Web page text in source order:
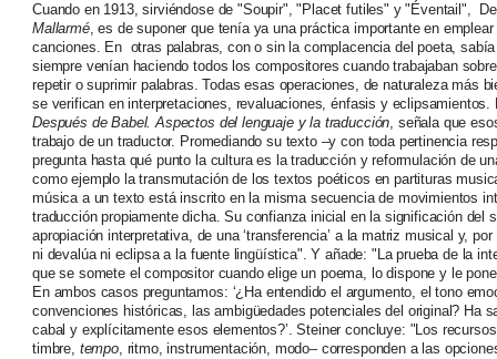
Cuando en 1913, sirviéndose de "Soupir", "Placet futiles" y "Éventail",
Mallarmé, es de suponer que tenía ya una práctica importante en
canciones. En otras palabras, con o sin la complacencia del poeta,
siempre venían haciendo todos los compositores cuando trabajaban
repetir o suprimir palabras. Todas esas operaciones, de naturaleza más
se verifican en interpretaciones, revaluaciones, énfasis y
Después de Babel. Aspectos del lenguaje y la traducción, señala que
trabajo de un traductor. Promediando su texto –y con toda pertinencia
pregunta hasta qué punto la cultura es la traducción y reformulación de
como ejemplo la transmutación de los textos poéticos en partituras
música a un texto está inscrito en la misma secuencia de movimientos
traducción propiamente dicha. Su confianza inicial en la significación del
apropiación interpretativa, de una ‘transferencia’ a la matriz musical y,
ni devalúa ni eclipsa a la fuente lingüística". Y añade: "La prueba de la
que se somete el compositor cuando elige un poema, lo dispone y le
En ambos casos preguntamos: ‘¿Ha entendido el argumento, el tono
convenciones históricas, las ambigüedades potenciales del original? Ha
cabal y explícitamente esos elementos?’. Steiner concluye: "Los
timbre, tempo, ritmo, instrumentación, modo– corresponden a las